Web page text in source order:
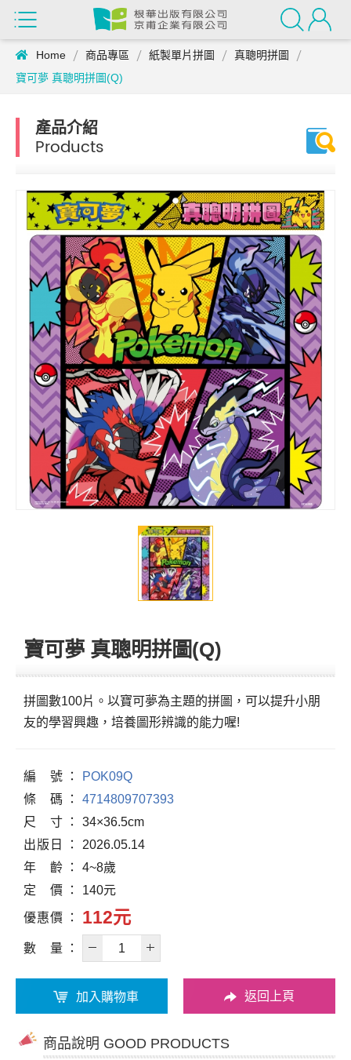
Home 商品專區 紙製單片拼圖
真聰明拼圖
寶可夢 真聰明拼圖(Q)
產品介紹
Products
寶可夢 真聰明拼圖(Q)
拼圖數100片。以寶可夢為主題的拼圖，可以提升小朋
友的學習興趣，培養圖形辨識的能力喔!
編 號
POK09Q
條
碼
4714809707393
尺
寸
34×36.5cm
出版 日
2026.05.14
年
齡
4~8歲
定
價 140元
優惠價 112元
數 量
加入購物車 返回上頁
商品說明 GOOD PRODUCTS